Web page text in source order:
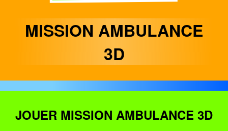
MISSION AMBULANCE
3D
JOUER MISSION AMBULANCE 3D